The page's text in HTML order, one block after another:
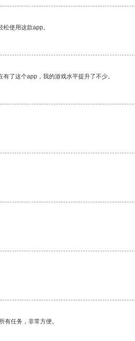
使用这款app。
了这个app，我的游戏水平提升了不少。
任务，非常方便。